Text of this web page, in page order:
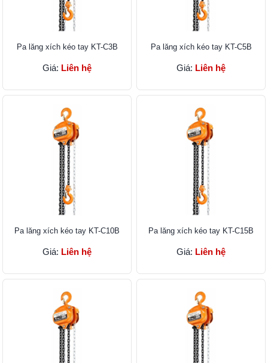
Pa lăng xích kéo tay KT-C3B
Giá: Liên hệ
Pa lăng xích kéo tay KT-C5B
Giá: Liên hệ
Pa lăng xích kéo tay KT-C10B
Giá: Liên hệ
Pa lăng xích kéo tay KT-C15B
Giá: Liên hệ